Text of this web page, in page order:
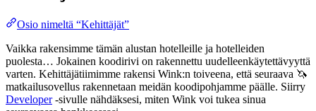
Osio nimeltä “Kehittäjät”
Vaikka rakensimme tämän alustan hotelleille ja hotelleiden
puolesta… Jokainen koodirivi on rakennettu uudelleenkäytettävyyttä
varten. Kehittäjätiimimme rakensi Wink:n toiveena, että seuraava 🦄
matkailusovellus rakennetaan meidän koodipohjamme päälle. Siirry
Developer-sivulle nähdäksesi, miten Wink voi tukea sinua